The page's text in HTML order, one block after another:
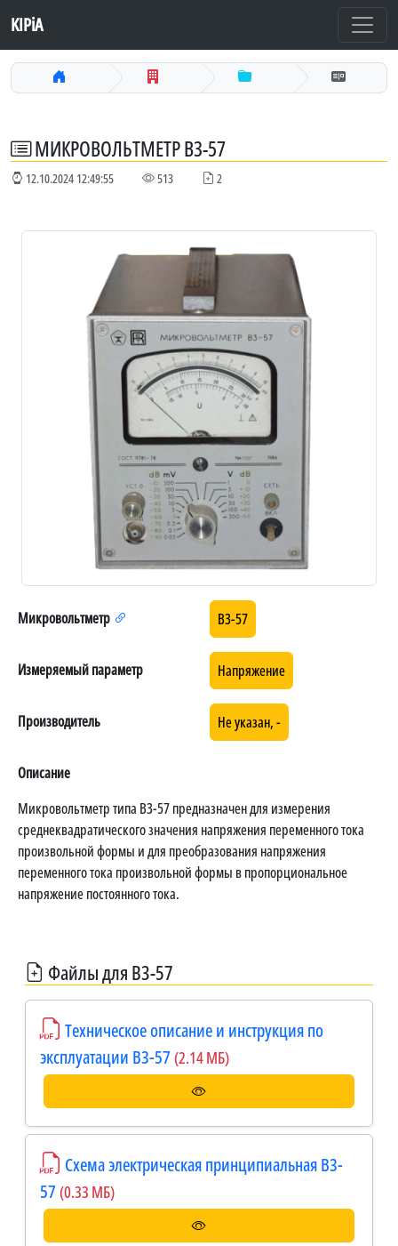
KIPiA
МИКРОВОЛЬТМЕТР В3-57
12.10.2024 12:49:55 513 2
Микровольтметр В3-57
Измеряемый параметр Напряжение
Производитель Не указан, -
Описание
Микровольтметр типа В3-57 предназначен для измерения
среднеквадратического значения напряжения переменного тока
произвольной формы и для преобразования напряжения
переменного тока произвольной формы в пропорциональное
напряжение постоянного тока.
Файлы для В3-57
Техническое описание и инструкция по
эксплуатации В3-57 (2.14 МБ)
Схема электрическая принципиальная В3-
57 (0.33 МБ)